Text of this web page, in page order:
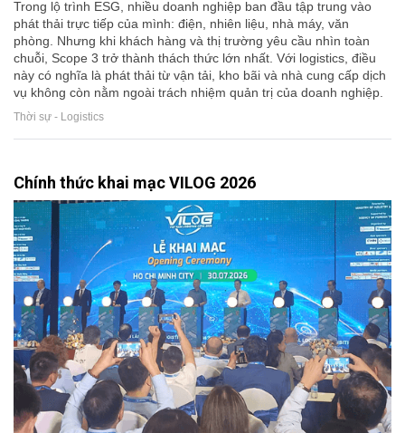
Trong lộ trình ESG, nhiều doanh nghiệp ban đầu tập trung vào
phát thải trực tiếp của mình: điện, nhiên liệu, nhà máy, văn
phòng. Nhưng khi khách hàng và thị trường yêu cầu nhìn toàn
chuỗi, Scope 3 trở thành thách thức lớn nhất. Với logistics, điều
này có nghĩa là phát thải từ vận tải, kho bãi và nhà cung cấp dịch
vụ không còn nằm ngoài trách nhiệm quản trị của doanh nghiệp.
Thời sự - Logistics
Chính thức khai mạc VILOG 2026